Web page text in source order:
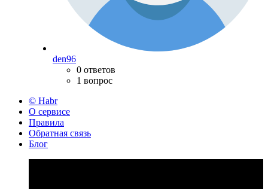
den96
0 ответов
1 вопрос
© Habr
О сервисе
Правила
Обратная связь
Блог